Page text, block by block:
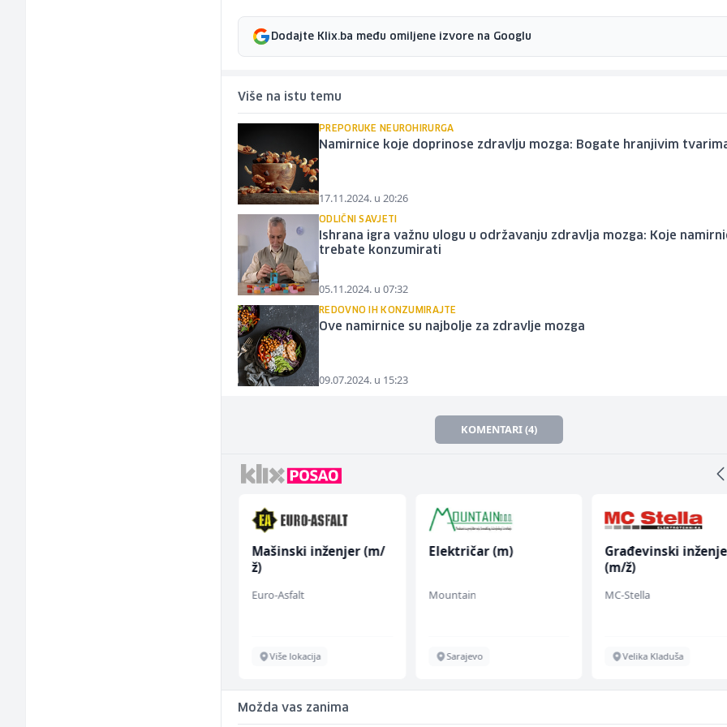
Dodajte Klix.ba među omiljene izvore na Googlu
Više na istu temu
PREPORUKE NEUROHIRURGA
Namirnice koje doprinose zdravlju mozga: Bogate hranjivim
17.11.2024. u 20:26
ODLIČNI SAVJETI
Ishrana igra važnu ulogu u održavanju zdravlja mozga: Koje
trebate konzumirati
05.11.2024. u 07:32
REDOVNO IH KONZUMIRAJTE
Ove namirnice su najbolje za zdravlje mozga
09.07.2024. u 15:23
KOMENTARI (4)
Mašinski inženjer (m/
ž)
Euro-Asfalt
Više lokacija
Električar (m)
Mountain
Sarajevo
Građevinski
(m/ž)
MC-Stella
Velika Kladuša
Možda vas zanima